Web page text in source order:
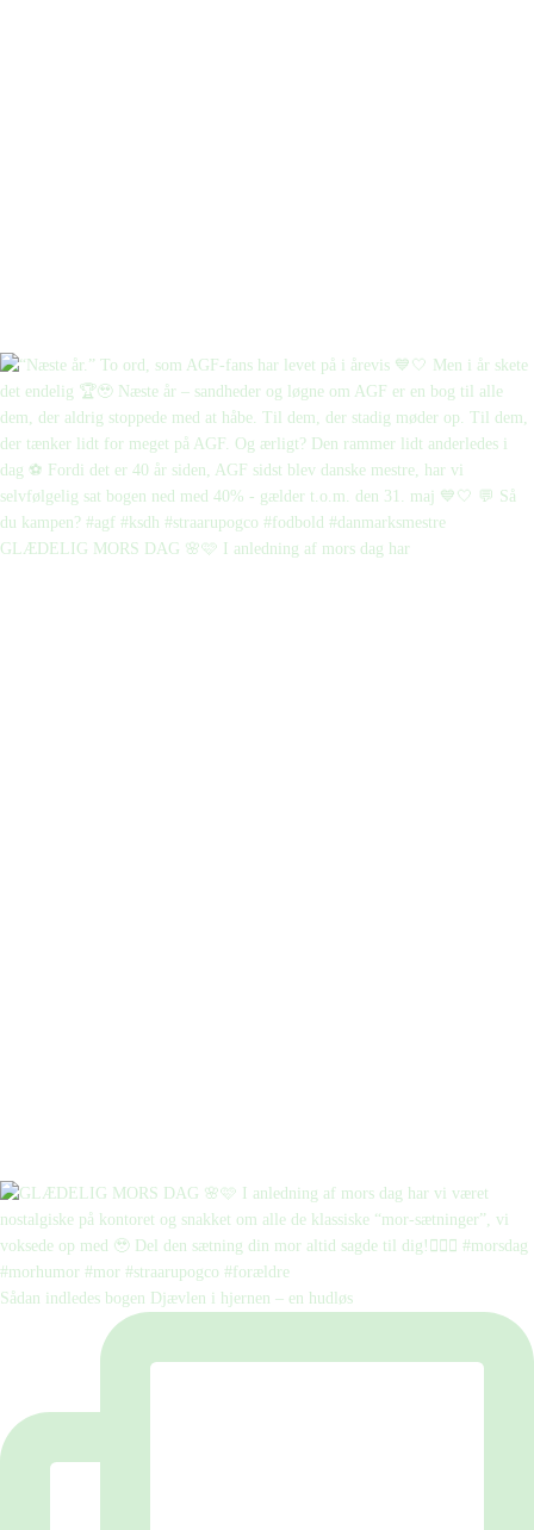
GLÆDELIG MORS DAG 🌸🩷 I anledning af mors dag har
Sådan indledes bogen Djævlen i hjernen – en hudløs